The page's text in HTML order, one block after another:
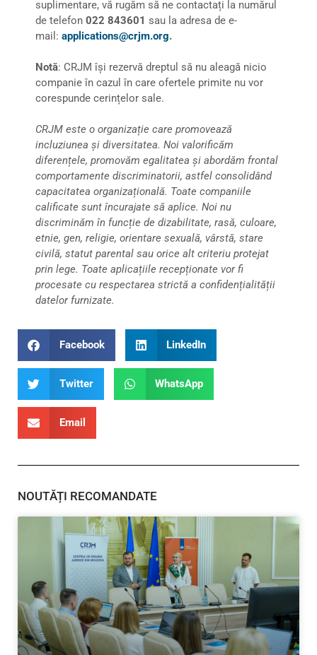
suplimentare, vă rugăm să ne contactați la numărul
de telefon 022 843601 sau la adresa de e-
mail: applications@crjm.org.
Notă: CRJM își rezervă dreptul să nu aleagă nicio
companie în cazul în care ofertele primite nu vor
corespunde cerințelor sale.
CRJM este o organizație care promovează
incluziunea și diversitatea. Noi valorificăm
diferențele, promovăm egalitatea și abordăm frontal
comportamente discriminatorii, astfel consolidând
capacitatea organizațională. Toate companiile
calificate sunt încurajate să aplice. Noi nu
discriminăm în funcție de dizabilitate, rasă, culoare,
etnie, gen, religie, orientare sexuală, vârstă, stare
civilă, statut parental sau orice alt criteriu protejat
prin lege. Toate aplicațiile recepționate vor fi
procesate cu respectarea strictă a confidențialității
datelor furnizate.
Facebook LinkedIn
Twitter WhatsApp
Email
NOUTĂȚI RECOMANDATE